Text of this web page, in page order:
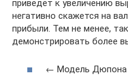
приведет к увеличению
негативно скажется на
прибыли. Тем не менее,
демонстрировать более
← Модель Дюпона